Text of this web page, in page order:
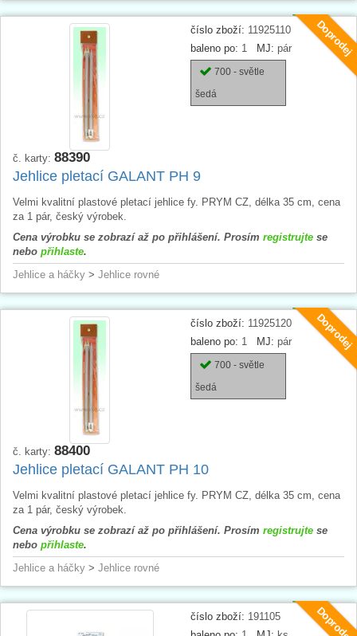
Doprodej
číslo zboží: 11925110
baleno po: 1 MJ: pár
700 - světle
šedá
č. karty: 88390
Jehlice pletací GALANT PH 9
Velmi kvalitní plastové pletací jehlice fy. PRYM CZ, délka 35 cm, cena
za 1 pár, český výrobek.
Cena výrobku se zobrazí až po přihlášení. Prosím registrujte se
nebo přihlaste.
Jehlice a háčky > Jehlice rovné
Doprodej
číslo zboží: 11925120
baleno po: 1 MJ: pár
700 - světle
šedá
č. karty: 88400
Jehlice pletací GALANT PH 10
Velmi kvalitní plastové pletací jehlice fy. PRYM CZ, délka 35 cm, cena
za 1 pár, český výrobek.
Cena výrobku se zobrazí až po přihlášení. Prosím registrujte se
nebo přihlaste.
Jehlice a háčky > Jehlice rovné
Doprodej
číslo zboží: 191105